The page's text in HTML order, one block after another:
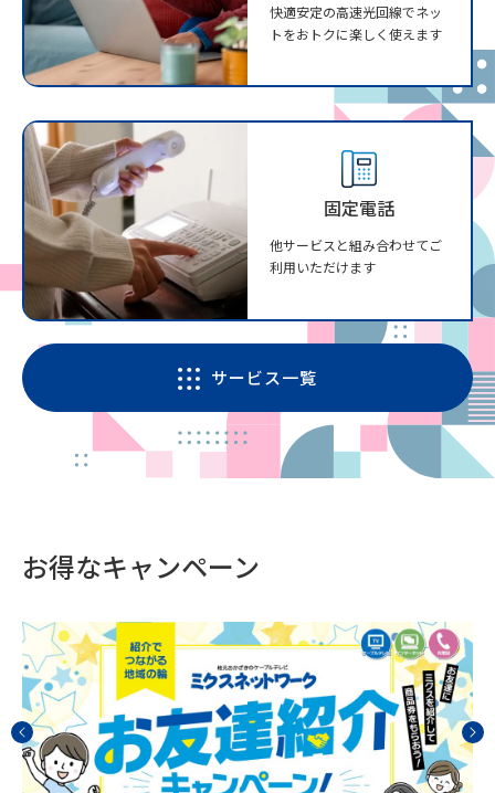
快適安定の高速光回線でネッ
トをおトクに楽しく使えます
固定電話
他サービスと組み合わせてご
利用いただけます
サービス一覧
お得なキャンペーン